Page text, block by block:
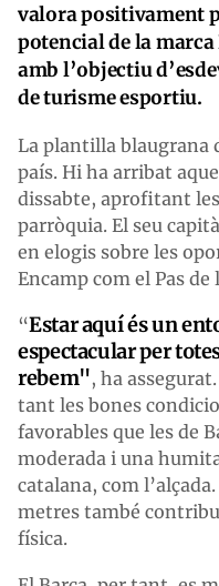
valora positivament
potencial de la
amb l’objectiu
de turisme esportiu.
La plantilla blaugrana
país. Hi ha arribat
dissabte, aprofitant
parròquia. El seu
en elogis sobre les
Encamp com el Pas de
“Estar aquí és un
espectacular per
rebem", ha
tant les bones
favorables que les de
moderada i una
catalana, com
metres també
física.